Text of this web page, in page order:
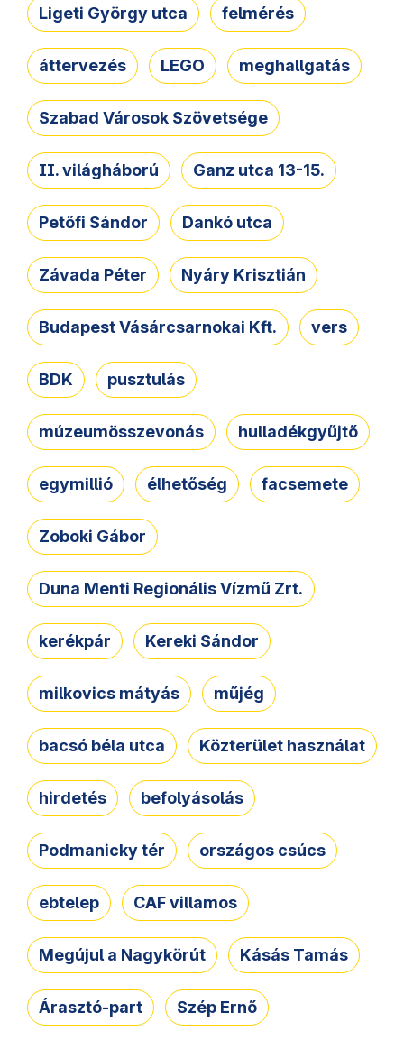
Ligeti György utca felmérés
áttervezés LEGO meghallgatás
Szabad Városok Szövetsége
II. világháború Ganz utca 13-15.
Petőfi Sándor Dankó utca
Závada Péter Nyáry Krisztián
Budapest Vásárcsarnokai Kft. vers
BDK pusztulás
múzeumösszevonás hulladékgyűjtő
egymillió élhetőség facsemete
Zoboki Gábor
Duna Menti Regionális Vízmű Zrt.
kerékpár Kereki Sándor
milkovics mátyás műjég
bacsó béla utca Közterület használat
hirdetés befolyásolás
Podmanicky tér országos csúcs
ebtelep CAF villamos
Megújul a Nagykörút Kásás Tamás
Árasztó-part Szép Ernő